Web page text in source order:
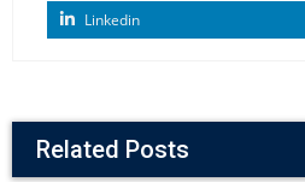
Linkedin
Related Posts